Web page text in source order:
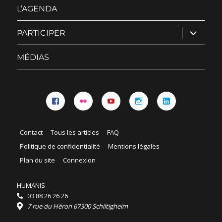
L’AGENDA
PARTICIPER ouvrir
le
sous-
MÉDIAS
Contact Tous les articles
FAQ
Politique de confidentialité
Mentions légales
Plan du site
Connexion
HUMANIS
03 88 26 26 26
7 rue du Héron 67300 Schiltigheim